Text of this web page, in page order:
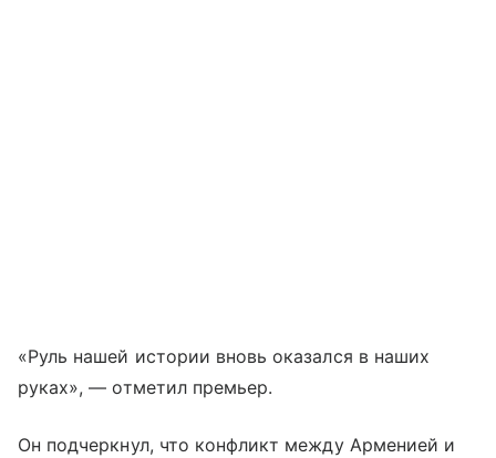
«Руль нашей истории вновь оказался в наших
руках», — отметил премьер.
Он подчеркнул, что конфликт между Арменией и